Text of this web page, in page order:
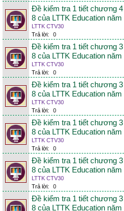
Đề kiểm tra 1 tiết chương
8 của LTTK Education năm
LTTK CTV30
Trả lời:
0
Đề kiểm tra 1 tiết chương
8 của LTTK Education năm
LTTK CTV30
Trả lời:
0
Đề kiểm tra 1 tiết chương
8 của LTTK Education năm
LTTK CTV30
Trả lời:
0
Đề kiểm tra 1 tiết chương
8 của LTTK Education năm
LTTK CTV30
Trả lời:
0
Đề kiểm tra 1 tiết chương
8 của LTTK Education năm
LTTK CTV30
Trả lời:
0
Đề kiểm tra 1 tiết chương
8 của LTTK Education năm